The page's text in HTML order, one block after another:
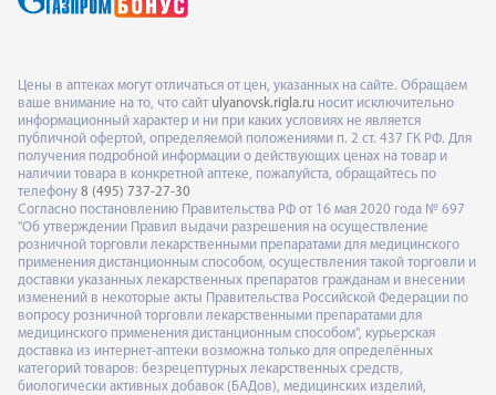
Цены в аптеках могут отличаться от цен, указанных на сайте. Обращаем
ваше внимание на то, что сайт ulyanovsk.rigla.ru носит исключительно
информационный характер и ни при каких условиях не является
публичной офертой, определяемой положениями п. 2 ст. 437 ГК РФ. Для
получения подробной информации о действующих ценах на товар и
наличии товара в конкретной аптеке, пожалуйста, обращайтесь по
телефону 8 (495) 737-27-30
Согласно постановлению Правительства РФ от 16 мая 2020 года № 697
"Об утверждении Правил выдачи разрешения на осуществление
розничной торговли лекарственными препаратами для медицинского
применения дистанционным способом, осуществления такой торговли и
доставки указанных лекарственных препаратов гражданам и внесении
изменений в некоторые акты Правительства Российской Федерации по
вопросу розничной торговли лекарственными препаратами для
медицинского применения дистанционным способом", курьерская
доставка из интернет-аптеки возможна только для определённых
категорий товаров: безрецептурных лекарственных средств,
биологически активных добавок (БАДов), медицинских изделий,